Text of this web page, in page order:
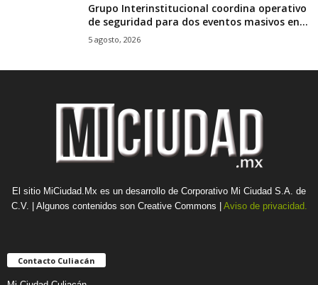
Grupo Interinstitucional coordina operativo
de seguridad para dos eventos masivos en...
5 agosto, 2026
El sitio MiCiudad.Mx es un desarrollo de Corporativo Mi Ciudad S.A. de
C.V. | Algunos contenidos son Creative Commons | Aviso de privacidad.
Contacto Culiacán